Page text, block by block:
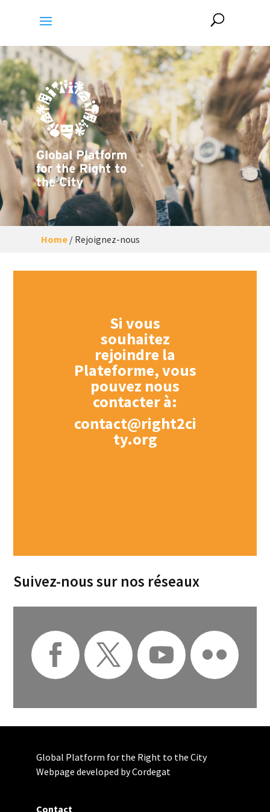
Home/ Rejoignez-nous
Si vous
souhaitez
rejoindre la
Plateforme,vous
pouvez nous
contacter à:
contact@right2ci
ty.org
Suivez-nous sur nos réseaux
Global Platform for the Right to the City
Webpage developed by Cordegat
Contact